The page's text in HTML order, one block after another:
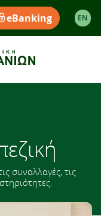
eBanking EΝ
συναλλαγές, τις